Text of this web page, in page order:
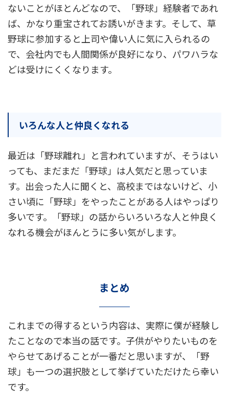
ないことがほとんどなので、「野球」経験者であれ
ば、かなり重宝されてお誘いがきます。そして、草
野球に参加すると上司や偉い人に気に入られるの
で、会社内でも人間関係が良好になり、パワハラな
どは受けにくくなります。
いろんな人と仲良くなれる
最近は「野球離れ」と言われていますが、そうはい
っても、まだまだ「野球」は人気だと思っていま
す。出会った人に聞くと、高校まではないけど、小
さい頃に「野球」をやったことがある人はやっぱり
多いです。「野球」の話からいろいろな人と仲良く
なれる機会がほんとうに多い気がします。
まとめ
これまでの得するという内容は、実際に僕が経験し
たことなので本当の話です。子供がやりたいものを
やらせてあげることが一番だと思いますが、「野
球」も一つの選択肢として挙げていただけたら幸い
です。